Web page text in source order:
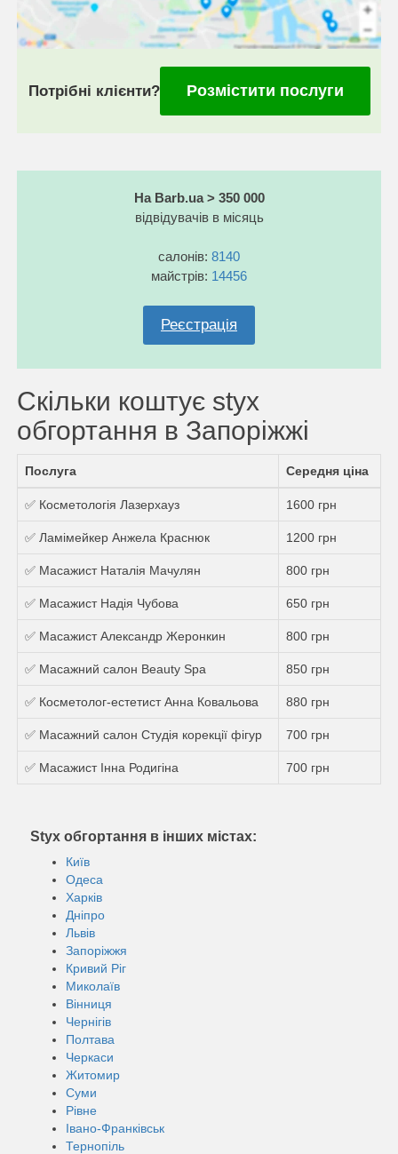
Потрібні клієнти? Розмістити послуги
На Barb.ua > 350 000
відвідувачів в місяць
салонів: 8140
майстрів: 14456
Реєстрація
Скільки коштує styx
обгортання в Запоріжжі
Послуга Середня ціна
✅ Косметологія Лазерхауз 1600 грн
✅ Ламімейкер Анжела Краснюк 1200 грн
✅ Масажист Наталія Мачулян 800 грн
✅ Масажист Надія Чубова 650 грн
✅ Масажист Александр Жеронкин 800 грн
✅ Масажний салон Beauty Spa 850 грн
✅ Косметолог-естетист Анна Ковальова 880 грн
✅ Масажний салон Студія корекції фігур 700 грн
✅ Масажист Інна Родигіна 700 грн
Styx обгортання в інших містах:
Київ
Одеса
Харків
Дніпро
Львів
Запоріжжя
Кривий Ріг
Миколаїв
Вінниця
Чернігів
Полтава
Черкаси
Житомир
Суми
Рівне
Івано-Франківськ
Тернопіль